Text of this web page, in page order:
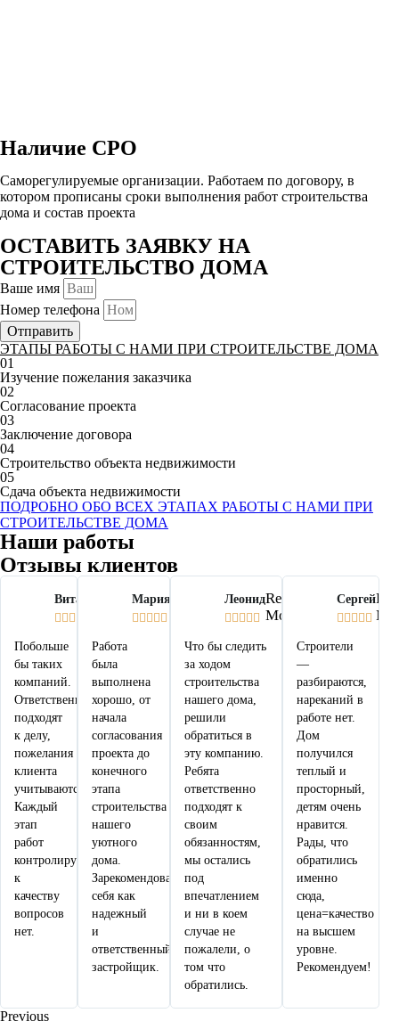
Наличие СРО
Саморегулируемые организации. Работаем по договору, в
котором прописаны сроки выполнения работ строительства
дома и состав проекта
ОСТАВИТЬ ЗАЯВКУ НА
СТРОИТЕЛЬСТВО ДОМА
Ваше имя
Номер телефона
Отправить
ЭТАПЫ РАБОТЫ С НАМИ ПРИ СТРОИТЕЛЬСТВЕ ДОМА
01
Изучение пожелания заказчика
02
Согласование проекта
03
Заключение договора
04
Строительство объекта недвижимости
05
Сдача объекта недвижимости
ПОДРОБНО ОБО ВСЕХ ЭТАПАХ РАБОТЫ С НАМИ ПРИ
СТРОИТЕЛЬСТВЕ ДОМА
Наши работы
Отзывы клиентов
Виталий
  
Read
More
Побольше
бы таких
компаний.
Ответственно
подходят
к делу,
пожелания
клиента
учитываются.
Каждый
этап
работ
контролируется,
к
качеству
вопросов
нет.
Мария
    
Работа
была
выполнена
хорошо, от
начала
согласования
проекта до
конечного
этапа
строительства
нашего
уютного
дома.
Зарекомендовали
себя как
надежный
и
ответственный
застройщик.
Леонид
    
Read
More
Что бы следить
за ходом
строительства
нашего дома,
решили
обратиться в
эту компанию.
Ребята
ответственно
подходят к
своим
обязанностям,
мы остались
под
впечатлением
и ни в коем
случае не
пожалели, о
том что
обратились.
Сергей
    
Строители
—
разбираются,
нареканий в
работе нет.
Дом
получился
теплый и
просторный,
детям очень
нравится.
Рады, что
обратились
именно
сюда,
цена=качество
на высшем
уровне.
Рекомендуем!
Previous